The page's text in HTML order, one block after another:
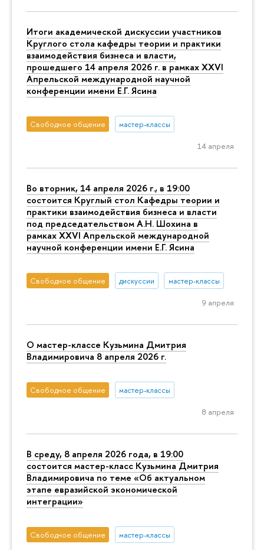
Итоги академической дискуссии участников
Круглого стола кафедры теории и практики
взаимодействия бизнеса и власти,
прошедшего 14 апреля 2026 г. в рамках XXVI
Апрельской международной научной
конференции имени Е.Г. Ясина
Свободное общение мастер-классы
14 апреля
Во вторник, 14 апреля 2026 г., в 19:00
состоится Круглый стол Кафедры теории и
практики взаимодействия бизнеса и власти
под председательством А.Н. Шохина в
рамках XXVI Апрельской международной
научной конференции имени Е.Г. Ясина
Свободное общение дискуссии мастер-классы
9 апреля
О мастер-классе Кузьмина Дмитрия
Владимировича 8 апреля 2026 г.
Свободное общение мастер-классы
8 апреля
В среду, 8 апреля 2026 года, в 19:00
состоится мастер-класс Кузьмина Дмитрия
Владимировича по теме «Об актуальном
этапе евразийской экономической
интеграции»
Свободное общение мастер-классы